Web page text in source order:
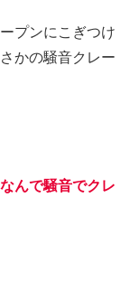
プンにこぎつけ
かの騒音クレー
んで騒音でクレ